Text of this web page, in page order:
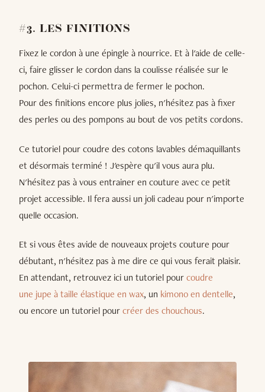
#3. LES FINITIONS
Fixez le cordon à une épingle à nourrice. Et à l'aide de celle-
ci, faire glisser le cordon dans la coulisse réalisée sur le
pochon. Celui-ci permettra de fermer le pochon.
Pour des finitions encore plus jolies, n'hésitez pas à fixer
des perles ou des pompons au bout de vos petits cordons.
Ce tutoriel pour coudre des cotons lavables démaquillants
et désormais terminé ! J'espère qu'il vous aura plu.
N'hésitez pas à vous entrainer en couture avec ce petit
projet accessible. Il fera aussi un joli cadeau pour n'importe
quelle occasion.
Et si vous êtes avide de nouveaux projets couture pour
débutant, n'hésitez pas à me dire ce qui vous ferait plaisir.
En attendant, retrouvez ici un tutoriel pourcoudre
une jupe à taille élastique en wax, un kimono en dentelle,
ou encore un tutoriel pourcréer des chouchous.